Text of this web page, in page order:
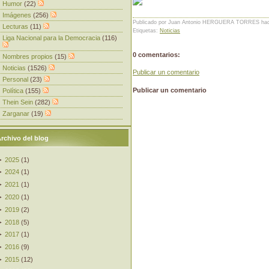
Publicado por Juan Antonio HERGUERA TORRES
Etiquetas: Noticias
0 comentarios:
Publicar un comentario
Publicar un comentario
Humor (22)
Imágenes (256)
Lecturas (11)
Liga Nacional para la Democracia (116)
Nombres propios (15)
Noticias (1526)
Personal (23)
Política (155)
Thein Sein (282)
Zarganar (19)
del blog
2025 (1)
2024 (1 )
2021 (1)
2020 (1)
2019 (2)
2018 (5)
2017 (1 )
2016 (9)
2015 (12)